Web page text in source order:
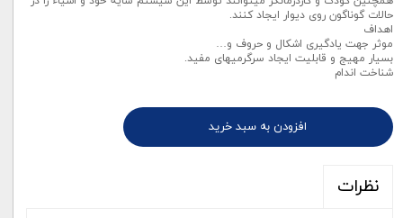
حالات گوناگون روی دیوار ایجاد کنند.
اهداف
موثر جهت یادگیری اشکال و حروف و…
بسیار مهیج و قابلیت ایجاد سرگرمیهای مفید.
شناخت اندام
افزودن به سبد خرید
نظرات